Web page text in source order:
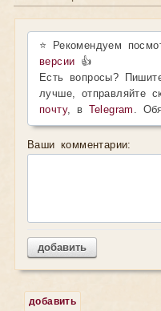
⭐ Рекомендуем
версии 👍
Есть вопросы?
лучше, отправляйте
почту, в Telegram .
Ваши комментарии:
добавить
добавить